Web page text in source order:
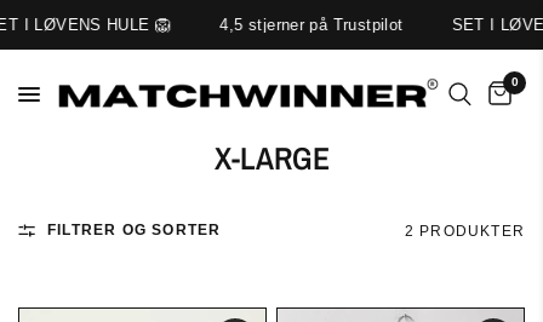
I LØVENS HULE 🦁 4,5 stjerner på Trustpilot SET I
0
X-LARGE
FILTRER OG SORTER 2 PRODUKTER